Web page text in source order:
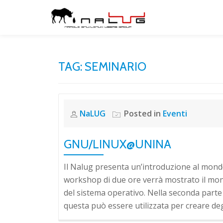
TAG: SEMINARIO
NaLUG Posted in Eventi
GNU/LINUX@UNINA
Il Nalug presenta un’introduzione al
workshop di due ore verrà mostrato il
del sistema operativo. Nella seconda
questa può essere utilizzata per creare